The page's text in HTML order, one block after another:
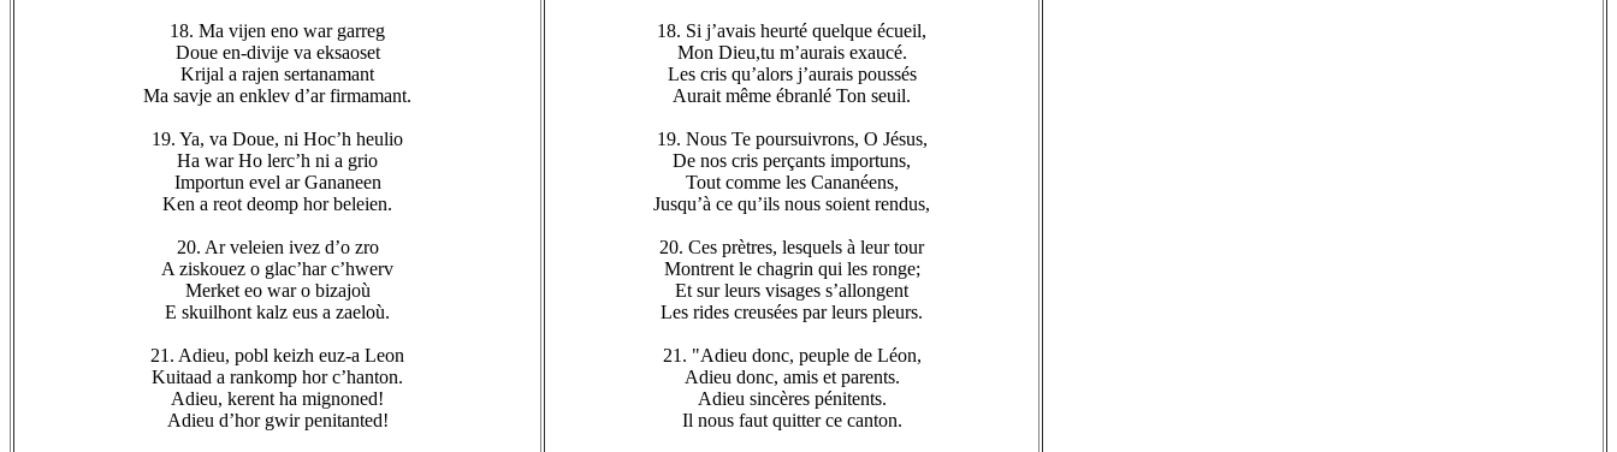
18. Ma vijen eno war garreg
Doue en-divije va eksaoset
Krijal a rajen sertanamant
Ma savje an enklev d’ar firmamant.
19. Ya, va Doue, ni Hoc’h heulio
Ha war Ho lerc’h ni a grio
Importun evel ar Gananeen
Ken a reot deomp hor beleien.
20. Ar veleien ivez d’o zro
A ziskouez o glac’har c’hwerv
Merket eo war o bizajoù
E skuilhont kalz eus a zaeloù.
21. Adieu, pobl keizh euz-a Leon
Kuitaad a rankomp hor c’hanton.
Adieu, kerent ha mignoned!
Adieu d’hor gwir penitanted!
18. Si j’avais heurté quelque écueil,
Mon Dieu,tu m’aurais exaucé.
Les cris qu’alors j’aurais poussés
Aurait même ébranlé Ton seuil.
19. Nous Te poursuivrons, O Jésus,
De nos cris perçants importuns,
Tout comme les Cananéens,
Jusqu’à ce qu’ils nous soient rendus,
20. Ces prètres, lesquels à leur tour
Montrent le chagrin qui les ronge;
Et sur leurs visages s’allongent
Les rides creusées par leurs pleurs.
21. "Adieu donc, peuple de Léon,
Adieu donc, amis et parents.
Adieu sincères pénitents.
Il nous faut quitter ce canton.